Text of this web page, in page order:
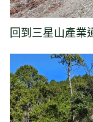
回到三星山產業